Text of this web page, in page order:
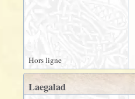
Hors ligne
Laegalad